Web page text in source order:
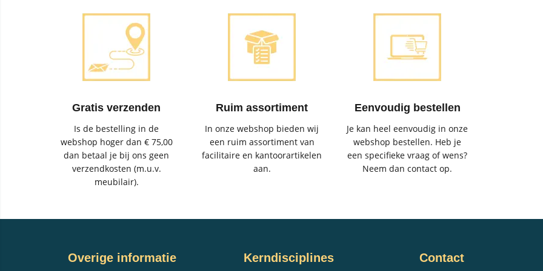
Gratis verzenden
Is de bestelling in de
webshop hoger dan € 75,00
dan betaal je bij ons geen
verzendkosten (m.u.v.
meubilair).
Ruim assortiment
In onze webshop bieden wij
een ruim assortiment van
facilitaire en kantoorartikelen
aan.
Eenvoudig bestellen
Je kan heel eenvoudig in onze
webshop bestellen. Heb je
een specifieke vraag of wens?
Neem dan contact op.
Overige informatie Kerndisciplines Contact